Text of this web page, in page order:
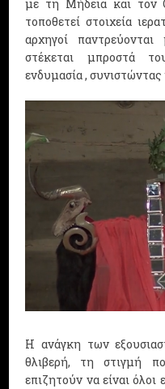
με τη Μήδεια και τον
τοποθετεί στοιχεία
αρχηγοί
στέκεται μπροστά
ενδυμασία ,
Η ανάγκη των
θλιβερή, τη στιγμή
επιζητούν να είναι όλοι